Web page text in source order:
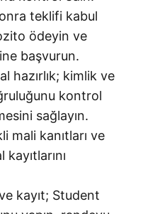
teklifi kabul
ödeyin ve
başvurun.
hazırlık; kimlik ve
kontrol
sağlayın.
mali kanıtları ve
kayıt; Student